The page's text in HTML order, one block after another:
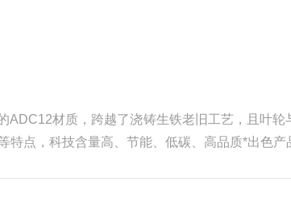
ADC12材质，跨越了浇铸生铁老旧工艺，且叶轮
特点，科技含量高、节能、低碳、高品质*出色产